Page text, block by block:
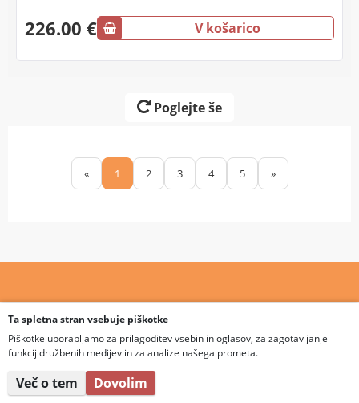
226.00 € V košarico
Poglejte še
« 1 2 3 4 5 »
Splošni pogoji
Plačila / Dostava
Kako naročite
Reklamacije
Sezonska ponudba
LED ogledala
Information
Ta spletna stran vsebuje piškotke
Piškotke uporabljamo za prilagoditev vsebin in oglasov, za zagotavljanje
funkcij družbenih medijev in za analize našega prometa.
Več o tem Dovolim